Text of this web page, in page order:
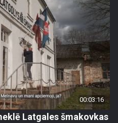
00:03:16
Latgales šmakovkas